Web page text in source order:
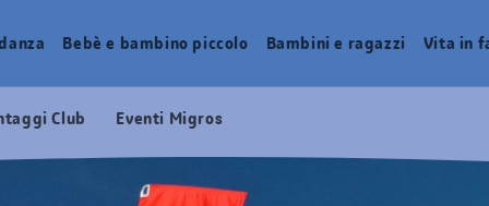
Bebè e bambino piccolo Bambini e ragazzi Vita in
Club Eventi Migros